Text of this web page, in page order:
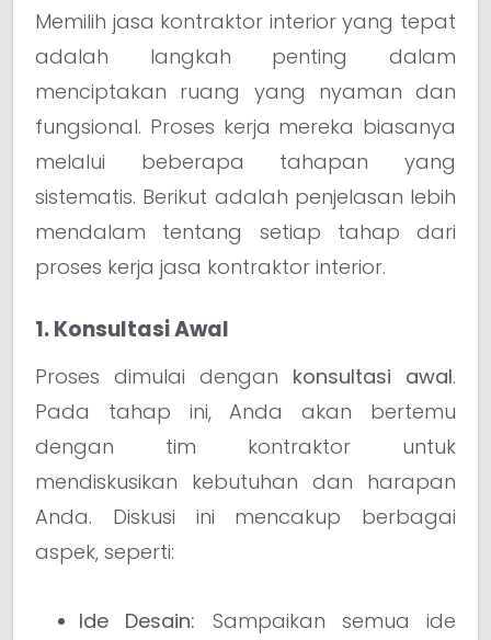
Memilih jasa kontraktor interior yang tepat
adalah langkah penting dalam
menciptakan ruang yang nyaman dan
fungsional. Proses kerja mereka biasanya
melalui beberapa tahapan yang
sistematis. Berikut adalah penjelasan lebih
mendalam tentang setiap tahap dari
proses kerja jasa kontraktor interior.
1. Konsultasi Awal
Proses dimulai dengan konsultasi awal.
Pada tahap ini, Anda akan bertemu
dengan tim kontraktor untuk
mendiskusikan kebutuhan dan harapan
Anda. Diskusi ini mencakup berbagai
aspek, seperti:
Ide Desain: Sampaikan semua ide